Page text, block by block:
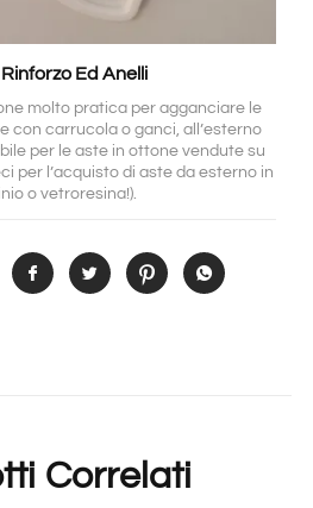
Ed Anelli
molto pratica per agganciare le
con carrucola o ganci, all’esterno
per le aste in ottone vendute su
per l’acquisto di aste da esterno in
o vetroresina!).
Correlati